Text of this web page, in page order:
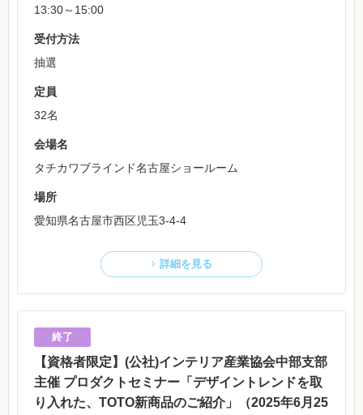
13:30～15:00
受付方法
抽選
定員
32名
会場名
タチカワブラインド名古屋ショールーム
場所
愛知県名古屋市西区児玉3-4-4
詳細を見る
【資格者限定】(公社)インテリア産業協会中部支部
主催 プロダクトセミナー「デザイントレンドを取
り入れた、TOTO新商品のご紹介」（2025年6月25